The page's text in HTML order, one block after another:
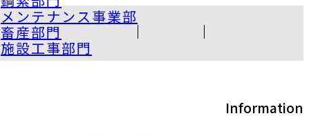
メンテナンス事業部
畜産部門
施設工事部門
Information